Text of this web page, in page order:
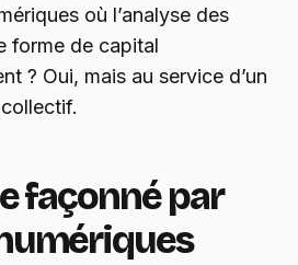
où l’analyse des
forme de capital
? Oui, mais au service d’un
façonné par